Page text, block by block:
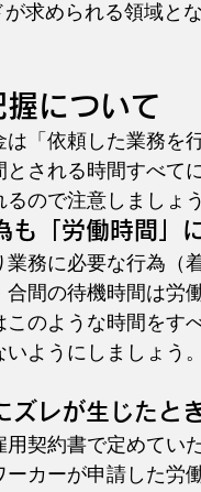
求められる領域とな
について
「依頼した業務を
される時間すべて
ので注意しましょう
も「労働時間」
務に必要な行為（
間の待機時間は労
のような時間をす
ようにしましょう。
ズレが生じたと
契約書で定めてい
カーが申請した労